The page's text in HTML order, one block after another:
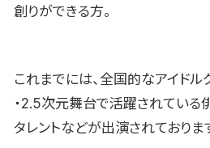
創りができる方。
これまでには、全国的なアイドル
・2.5次元舞台で活躍されている
タレントなどが出演されておりま